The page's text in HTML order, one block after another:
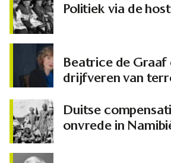
Politiek via de
Beatrice de Graaf
drijfveren van
Duitse
onvrede in